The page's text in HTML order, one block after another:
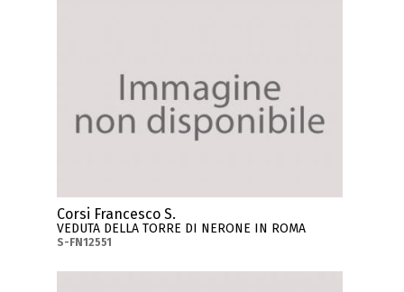
Corsi Francesco S.
VEDUTA DELLA TORRE DI NERONE IN ROMA
S-FN12551